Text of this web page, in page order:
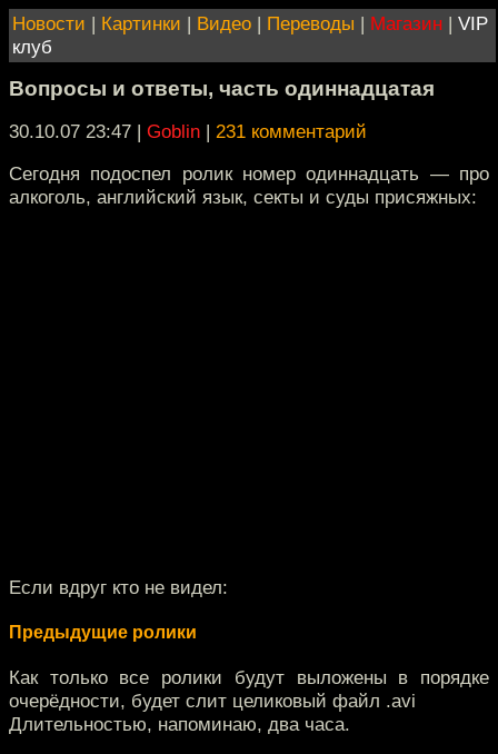
Новости | Картинки | Видео | Переводы | Магазин | VIP
клуб
Вопросы и ответы, часть одиннадцатая
30.10.07 23:47 | Goblin | 231 комментарий
Сегодня подоспел ролик номер одиннадцать — про
алкоголь, английский язык, секты и суды присяжных:
Если вдруг кто не видел:
Предыдущие ролики
Как только все ролики будут выложены в порядке
очерёдности, будет слит целиковый файл .avi
Длительностью, напоминаю, два часа.